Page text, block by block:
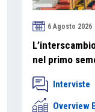
6 Agosto 2026
nel primo
Interviste
Overview